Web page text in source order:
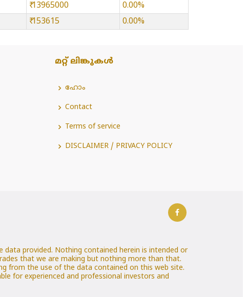
₹ 13965000
0.00%
₹ 153615 0.00%
മറ്റ് ലിങ്കുകൾ
ഹോം
Contact
Terms of service
DISCLAIMER / PRIVACY POLICY
provided. Nothing contained herein is intended or
that we are making but nothing more than that.
from the use of the data contained on this web site.
for experienced and professional investors and